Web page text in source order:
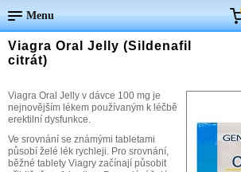
Menu
Viagra Oral Jelly (Sildenafil
citrát)
Viagra Oral Jelly v dávce 100 mg je
nejnovějším lékem používaným k léčbě
erektilní dysfunkce.
Ve srovnání se známými tabletami
působí želé lék rychleji. Pro srovnání,
běžné tablety Viagry začínají působit